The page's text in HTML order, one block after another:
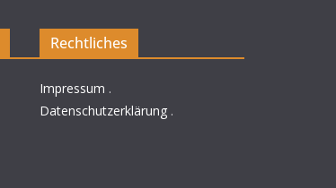
Rechtliches
Impressum .
Datenschutzerklärung .